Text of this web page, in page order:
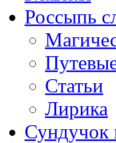
Россыпь
Статьи
Лирика
Сундучок